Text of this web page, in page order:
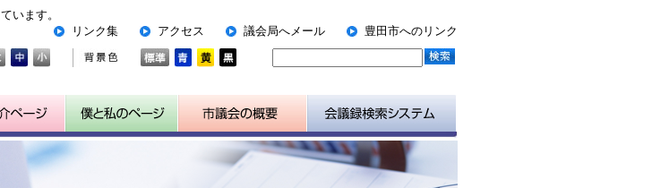
います。
リンク集
アクセス 議会局へメール 豊田市へのリンク